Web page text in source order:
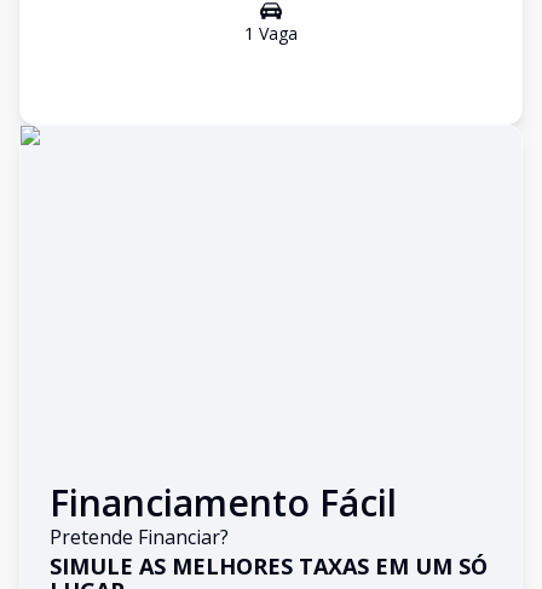
1 Vaga
Financiamento Fácil
Pretende Financiar?
SIMULE AS MELHORES TAXAS EM UM SÓ